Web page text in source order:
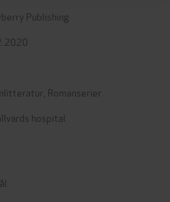
Publishing
Romanserier
hospital